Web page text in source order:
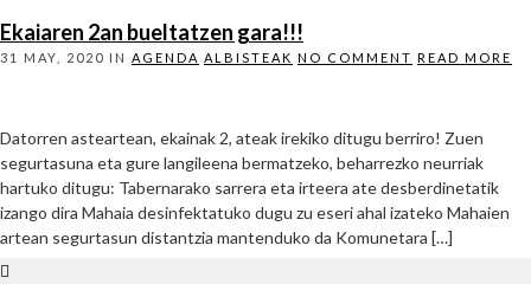
Ekaiaren 2an bueltatzen gara!!!
31 MAY, 2020 IN AGENDA ALBISTEAK NO COMMENT READ MORE
Datorren asteartean, ekainak 2, ateak irekiko ditugu berriro! Zuen
segurtasuna eta gure langileena bermatzeko, beharrezko neurriak
hartuko ditugu: Tabernarako sarrera eta irteera ate desberdinetatik
izango dira Mahaia desinfektatuko dugu zu eseri ahal izateko Mahaien
artean segurtasun distantzia mantenduko da Komunetara […]